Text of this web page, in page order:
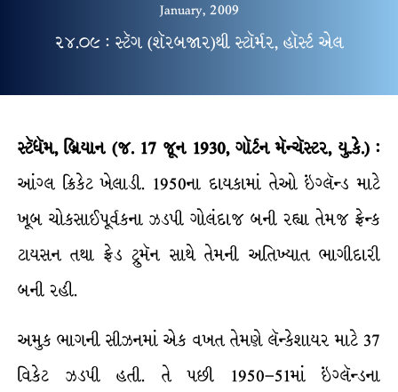
January, 2009
૨૪.૦૯ : સ્ટૅગ (શૅરબજાર)થી સ્ટૉર્મર, હૉર્સ્ટ એલ
સ્ટૅધૅમ, બ્રિયાન (જ. 17 જૂન 1930, ગૉર્ટન મૅન્ચૅસ્ટર, યુ.કે.) :
આંગ્લ ક્રિકેટ ખેલાડી. 1950ના દાયકામાં તેઓ ઇંગ્લૅન્ડ માટે
ખૂબ ચોકસાઈપૂર્વકના ઝડપી ગોલંદાજ બની રહ્યા તેમજ ફ્રેન્ક
ટાયસન તથા ફ્રેડ ટ્રુમૅન સાથે તેમની અતિખ્યાત ભાગીદારી
બની રહી.
અમુક ભાગની સીઝનમાં એક વખત તેમણે લૅન્કેશાયર માટે 37
વિકેટ ઝડપી હતી. તે પછી 1950–51માં ઇંગ્લૅન્ડના